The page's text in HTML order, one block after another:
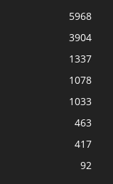
5968
3904
1337
1078
1033
463
417
92